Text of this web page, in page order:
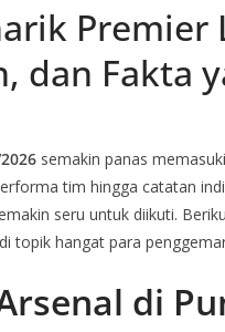
Premier
dan Fakta
semakin panas
tim hingga catatan
seru untuk diikuti.
topik hangat para
di